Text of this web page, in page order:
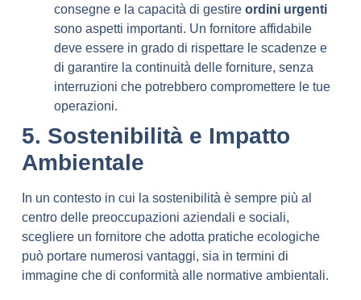
consegne e la capacità di gestire ordini urgenti
sono aspetti importanti. Un fornitore affidabile
deve essere in grado di rispettare le scadenze e
di garantire la continuità delle forniture, senza
interruzioni che potrebbero compromettere le tue
operazioni.
5. Sostenibilità e Impatto
Ambientale
In un contesto in cui la sostenibilità è sempre più al
centro delle preoccupazioni aziendali e sociali,
scegliere un fornitore che adotta pratiche ecologiche
può portare numerosi vantaggi, sia in termini di
immagine che di conformità alle normative ambientali.